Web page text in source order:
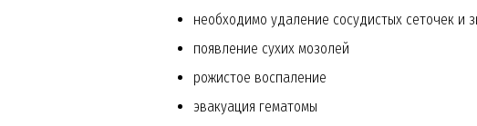
необходимо удаление сосудистых сеточек и
появление сухих мозолей
рожистое воспаление
эвакуация гематомы